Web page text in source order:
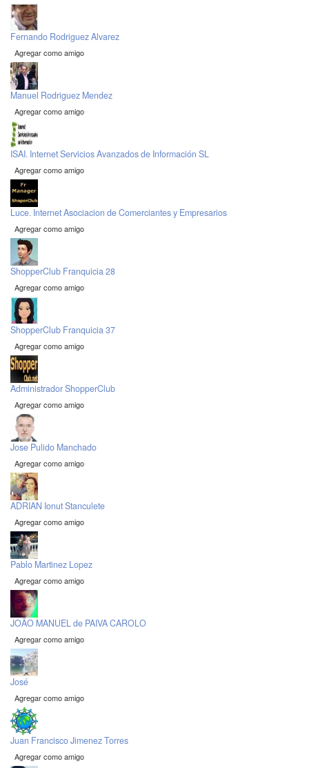
Fernando Rodriguez Alvarez
Agregar como amigo
Manuel Rodriguez Mendez
Agregar como amigo
ISAI. Internet Servicios Avanzados de Información SL
Agregar como amigo
Luce. Internet Asociacion de Comerciantes y Empresarios
Agregar como amigo
ShopperClub Franquicia 28
Agregar como amigo
ShopperClub Franquicia 37
Agregar como amigo
Administrador ShopperClub
Agregar como amigo
Jose Pulido Manchado
Agregar como amigo
ADRIAN Ionut Stanculete
Agregar como amigo
Pablo Martinez Lopez
Agregar como amigo
JOÃO MANUEL de PAIVA CAROLO
Agregar como amigo
José
Agregar como amigo
Juan Francisco Jimenez Torres
Agregar como amigo